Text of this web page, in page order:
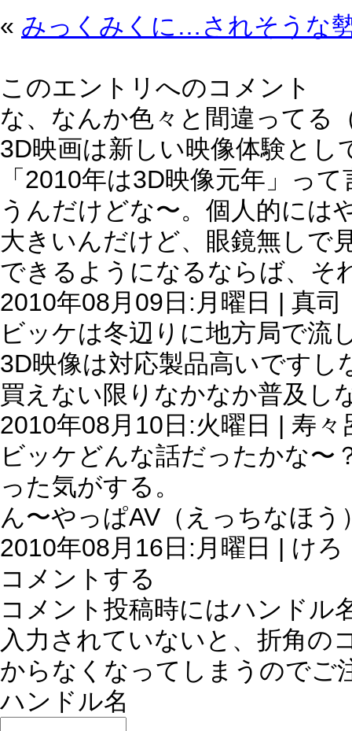
« みっくみくに…されそうな
このエントリへのコメント
な、なんか色々と間違ってる
3D映画は新しい映像体験と
「2010年は3D映像元年」っ
うんだけどな〜。個人的には
大きいんだけど、眼鏡無しで
できるようになるならば、そ
2010年08月09日:月曜日 | 真司
ビッケは冬辺りに地方局で
3D映像は対応製品高いですし
買えない限りなかなか普及し
2010年08月10日:火曜日 | 寿々
ビッケどんな話だったかな〜
った気がする。
ん〜やっぱAV（えっちなほ
2010年08月16日:月曜日 | けろ
コメントする
コメント投稿時にはハンドル
入力されていないと、折角の
からなくなってしまうのでご
ハンドル名